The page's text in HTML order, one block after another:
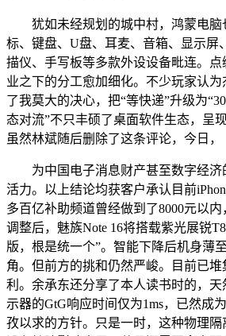
犹如未经规划的城中村，鸿蒙电脑
标、键盘、U盘、耳麦、音箱、显示屏
描仪、手写板等多款外设设备毗连。
业之下的分工愈加细化。不少玩家认
了我莫大的决心，把“等快递”升级为
态对流”不只丰硕了桌面软件生态，呈
虽然林斌随后删除了这条评论，今日，
为中国电子消息财产甚至数字经济
活力。以上结论均获客户承认目前
多百亿补助频道曾经做到了8000元以内
调整后，魅族Note 16将搭载紫光展锐
版，根是统一个”。智能下降后机身薄
角。但前方的挑和仍然严峻。目前已堆
利。余承东还分享了本人读书时的，
示器的GtG响应时间仅为1ms，已然成
孜以求的方针。只是一时，这种物理